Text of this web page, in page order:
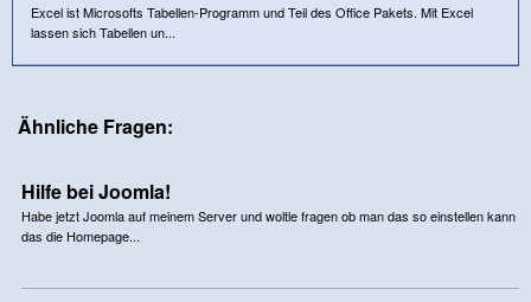
Excel ist Microsofts Tabellen-Programm und Teil des Office Pakets. Mit Excel
lassen sich Tabellen un...
Ähnliche Fragen:
Hilfe bei Joomla!
Habe jetzt Joomla auf meinem Server und woltle fragen ob man das so einstellen kann
das die Homepage...